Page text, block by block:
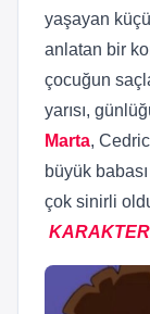
yaşayan
anlatan bir
çocuğun
yarısı,
Marta,
büyük
çok sinirli